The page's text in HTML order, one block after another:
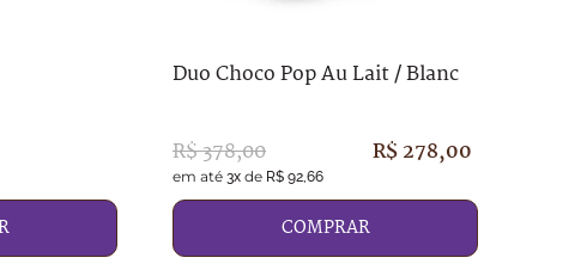
Duo Choco Pop Au Lait / Blanc
R$378,00 R$278,00
em até 3x de R$ 92,66
COMPRAR